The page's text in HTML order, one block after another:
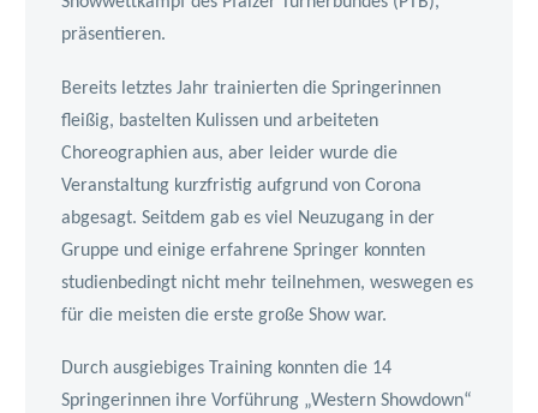
präsentieren.
Bereits letztes Jahr trainierten die Springerinnen
fleißig, bastelten Kulissen und arbeiteten
Choreographien aus, aber leider wurde die
Veranstaltung kurzfristig aufgrund von Corona
abgesagt. Seitdem gab es viel Neuzugang in der
Gruppe und einige erfahrene Springer konnten
studienbedingt nicht mehr teilnehmen, weswegen es
für die meisten die erste große Show war.
Durch ausgiebiges Training konnten die 14
Springerinnen ihre Vorführung „Western Showdown“